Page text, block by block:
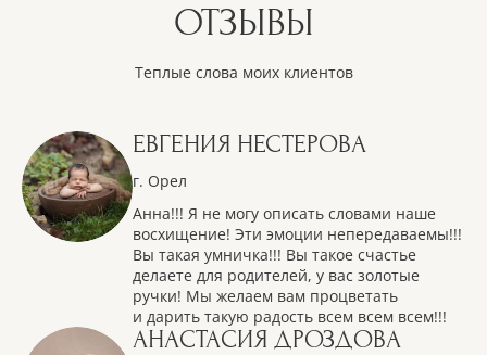
ОТЗЫВЫ
Теплые слова моих клиентов
ЕВГЕНИЯ НЕСТЕРОВА
г. Орел
Анна!!! Я не могу описать словами наше
восхищение! Эти эмоции непередаваемы!!!
Вы такая умничка!!! Вы такое счастье
делаете для родителей, у вас золотые
ручки! Мы желаем вам процветать
и дарить такую радость всем всем всем!!!
АНАСТАСИЯ ДРОЗДОВА